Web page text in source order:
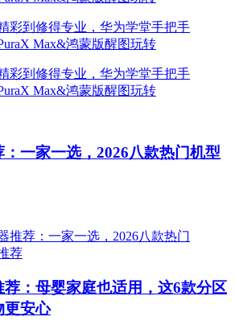
一家一选，2026八款热门机型
荐：母婴家庭也适用，这6款分区
更安心